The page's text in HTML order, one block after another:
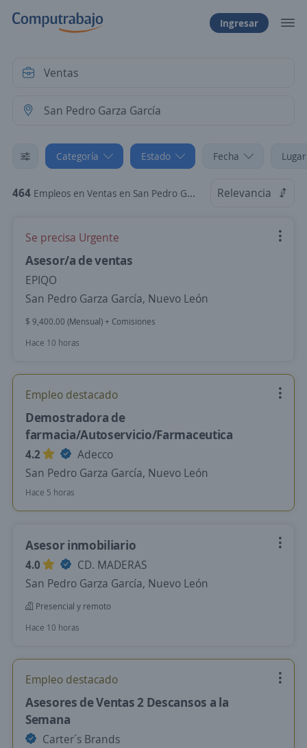
Ingresar
Categoría Estado Fecha
464 Empleos en Ventas en San Pedro Garza García, Nuevo León Relevancia
Se precisa Urgente
Asesor/a de ventas
EPIQO
San Pedro Garza García, Nuevo León
$ 9,400.00 (Mensual) + Comisiones
Hace 10 horas
Empleo destacado
Demostradora de
farmacia/Autoservicio/Farmaceutica
4.2
Adecco
San Pedro Garza García, Nuevo León
Hace 5 horas
Asesor inmobiliario
4.0
CD. MADERAS
San Pedro Garza García, Nuevo León
Presencial y remoto
Hace 10 horas
Empleo destacado
Asesores de Ventas 2 Descansos a la
Semana
Carter´s Brands